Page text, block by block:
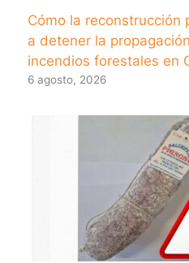
Cómo la reconstrucción
a detener la
incendios forestales en
6 agosto, 2026